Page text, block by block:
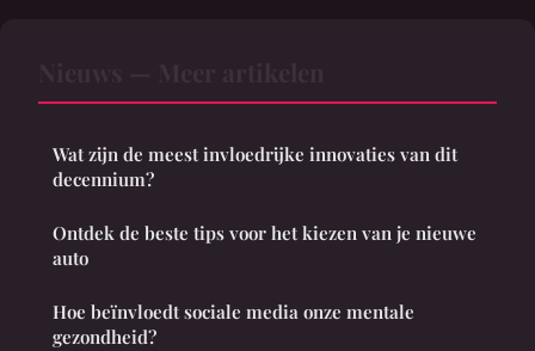
Wat zijn de meest invloedrijke innovaties van dit
decennium?
Ontdek de beste tips voor het kiezen van je nieuwe
auto
Hoe beïnvloedt sociale media onze mentale
gezondheid?